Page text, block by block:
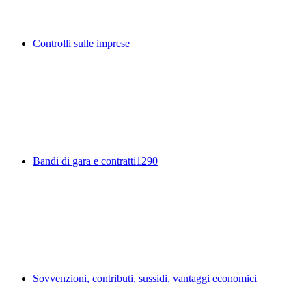
Controlli sulle imprese
Bandi di gara e contratti1290
Sovvenzioni, contributi, sussidi, vantaggi economici